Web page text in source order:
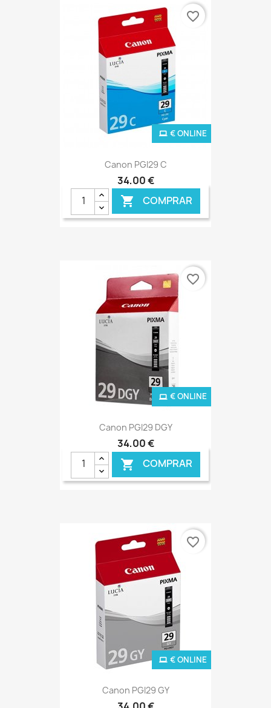
Canon PGI29 C
34,00 €
 COMPRAR
€ ONLINE
favorite_border
Canon PGI29 DGY
34,00 €
 COMPRAR
€ ONLINE
favorite_border
Canon PGI29 GY
€ ONLINE
favorite_border